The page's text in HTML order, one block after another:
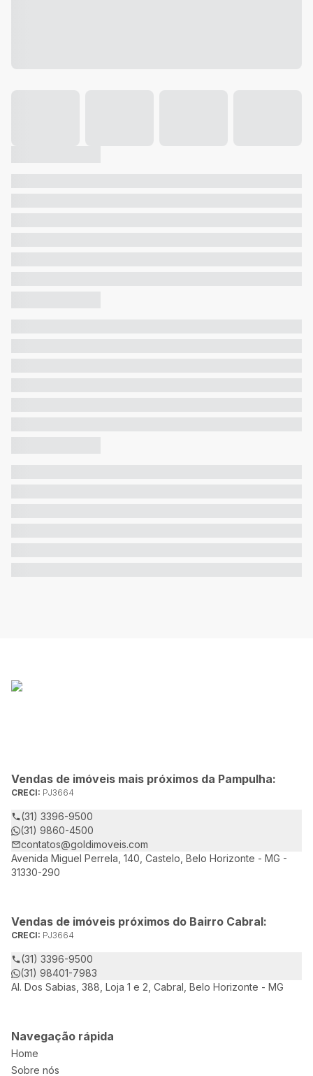
Vendas de imóveis mais próximos da Pampulha:
CRECI: PJ3664
(31) 3396-9500
(31) 9860-4500
contatos@goldimoveis.com
Avenida Miguel Perrela, 140, Castelo, Belo Horizonte - MG -
31330-290
Vendas de imóveis próximos do Bairro Cabral:
CRECI: PJ3664
(31) 3396-9500
(31) 98401-7983
Al. Dos Sabias, 388, Loja 1 e 2, Cabral, Belo Horizonte - MG
Navegação rápida
Home
Sobre nós